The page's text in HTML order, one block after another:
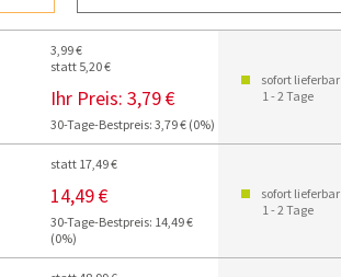
statt 5,20 €
3,99 €
Ihr Preis: 3,79 €
30-Tage-Bestpreis: 3,79 € (0%)
sofort lieferbar
1 - 2 Tage
statt 17,49 €
14,49 €
30-Tage-Bestpreis: 14,49 €
(0%)
sofort lieferbar
1 - 2 Tage